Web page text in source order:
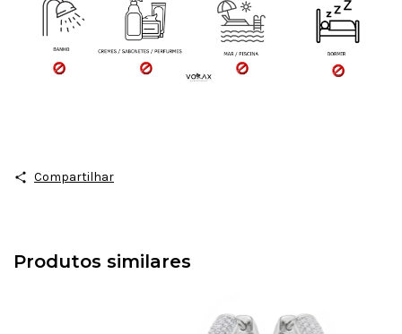
Compartilhar
Produtos similares